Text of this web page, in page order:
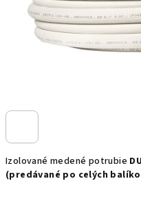
Izolované medené potrubie
(predávané po celých